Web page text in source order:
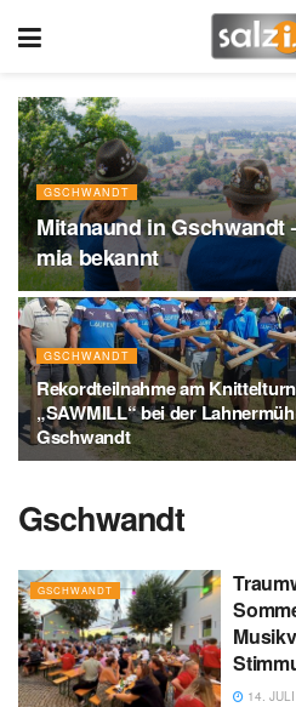
GSCHWANDT
Mitanaund in Gschwandt
mia bekannt
GSCHWANDT
Rekordteilnahme am
„SAWMILL“ bei der
Gschwandt
Gschwandt
GSCHWANDT
14.